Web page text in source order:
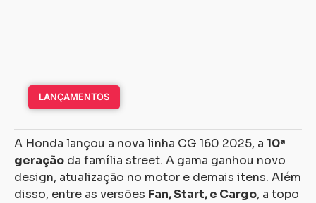
LANÇAMENTOS
A Honda lançou a nova linha CG 160 2025, a 10ª
geração da família street. A gama ganhou novo
design, atualização no motor e demais itens. Além
disso, entre as versões Fan, Start, e Cargo, a topo